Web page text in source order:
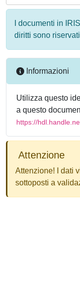
I documenti in
diritti sono
Informazioni
Utilizza questo
a questo
https://
Attenzione
Attenzione! I dati
sottoposti a